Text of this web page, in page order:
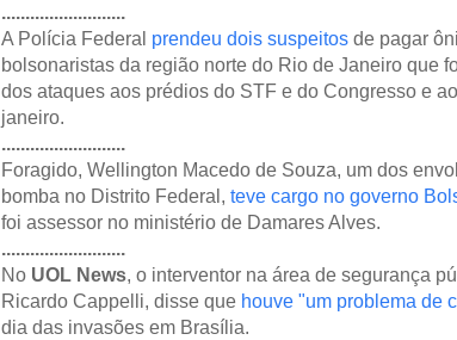
..........................
A Polícia Federal prendeu dois suspeitos de pagar
bolsonaristas da região norte do Rio de Janeiro que
dos ataques aos prédios do STF e do Congresso e
janeiro.
..........................
Foragido, Wellington Macedo de Souza, um dos
bomba no Distrito Federal, teve cargo no governo
foi assessor no ministério de Damares Alves.
..........................
No UOL News, o interventor na área de segurança
Ricardo Cappelli, disse que houve "um problema de
dia das invasões em Brasília.